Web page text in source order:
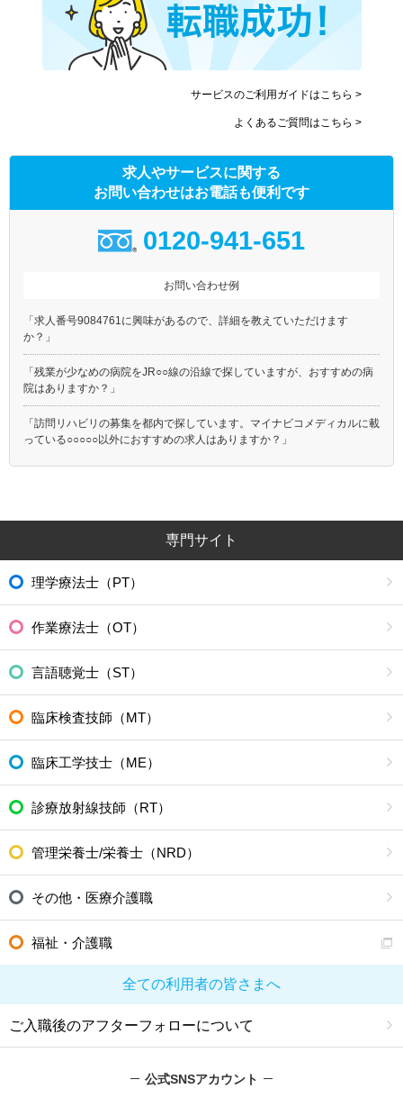
サービスのご利用ガイドはこちら >
よくあるご質問はこちら >
求人やサービスに関する
お問い合わせはお電話も便利です
0120-941-651
お問い合わせ例
「求人番号9084761に興味があるので、詳細を教えていただけます
か？」
「残業が少なめの病院をJR○○線の沿線で探していますが、おすすめの病
院はありますか？」
「訪問リハビリの募集を都内で探しています。マイナビコメディカルに載
っている○○○○○以外におすすめの求人はありますか？」
専門サイト
理学療法士（PT）
作業療法士（OT）
言語聴覚士（ST）
臨床検査技師（MT）
臨床工学技士（ME）
診療放射線技師（RT）
管理栄養士/栄養士（NRD）
その他・医療介護職
福祉・介護職
全ての利用者の皆さまへ
ご入職後のアフターフォローについて
公式SNSアカウント